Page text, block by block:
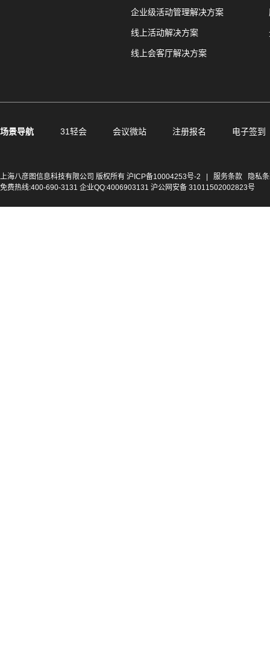
企业级活动管理解决方案
线上活动解决方案
线上会客厅解决方案
场景导航 31轻会 会议微站 注册报名 电子签到
上海八彦图信息科技有限公司 版权所有 沪ICP备10004253号-2 服务条款
隐私
免费热线:400-690-3131 企业QQ:4006903131 沪公网安备 31011502002823号